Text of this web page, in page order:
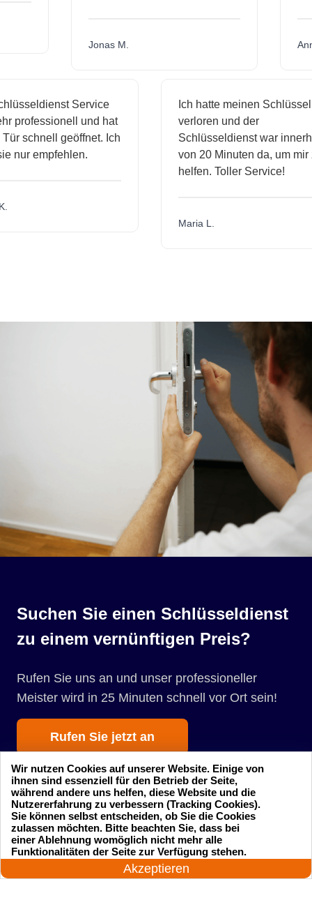
Jonas M.
Service
professionell und hat
schnell geöffnet. Ich
nur empfehlen.
Ich hatte meinen Schlüssel
verloren und der
Schlüsseldienst war
von 20 Minuten da, um mir
helfen. Toller Service!
Maria L.
Suchen Sie einen Schlüsseldienst
zu einem vernünftigen Preis?
Rufen Sie uns an und unser professioneller
Meister wird in 25 Minuten schnell vor Ort sein!
Rufen Sie jetzt an
Startseite Einsatzgebiete
Preise
24 Stunden am Tag
Akzeptieren
Wir nutzen Cookies auf unserer Website. Einige von
ihnen sind essenziell für den Betrieb der Seite,
während andere uns helfen, diese Website und die
Nutzererfahrung zu verbessern (Tracking Cookies).
Sie können selbst entscheiden, ob Sie die Cookies
zulassen möchten. Bitte beachten Sie, dass bei
einer Ablehnung womöglich nicht mehr alle
Funktionalitäten der Seite zur Verfügung stehen.